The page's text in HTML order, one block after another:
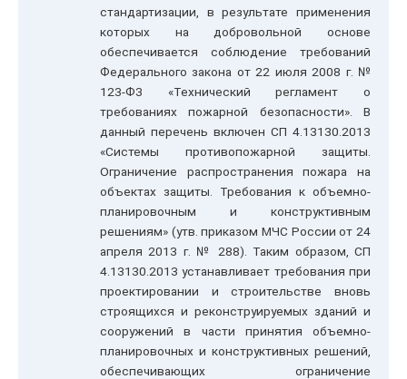
стандартизации, в результате применения
которых на добровольной основе
обеспечивается соблюдение требований
Федерального закона от 22 июля 2008 г. №
123-ФЗ «Технический регламент о
требованиях пожарной безопасности». В
данный перечень включен СП 4.13130.2013
«Системы противопожарной защиты.
Ограничение распространения пожара на
объектах защиты. Требования к объемно-
планировочным и конструктивным
решениям» (утв. приказом МЧС России от 24
апреля 2013 г. № 288). Таким образом, СП
4.13130.2013 устанавливает требования при
проектировании и строительстве вновь
строящихся и реконструируемых зданий и
сооружений в части принятия объемно-
планировочных и конструктивных решений,
обеспечивающих ограничение